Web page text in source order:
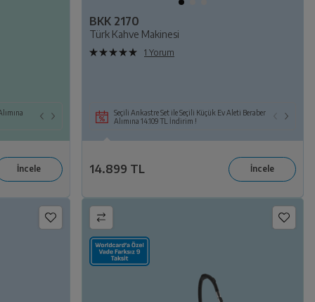
Seçili Beyaz Eşya veya TV ile Birlikte Seçili KEA ya
da Süpürge Alımına 14.109 TL İndirim!
BKK 2170
Türk Kahve Makinesi
1 Yorum
Seçili Ankastre Set ile Seçili Küçük Ev Aleti Beraber
Alımına 14.109 TL İndirim !
14.899 TL